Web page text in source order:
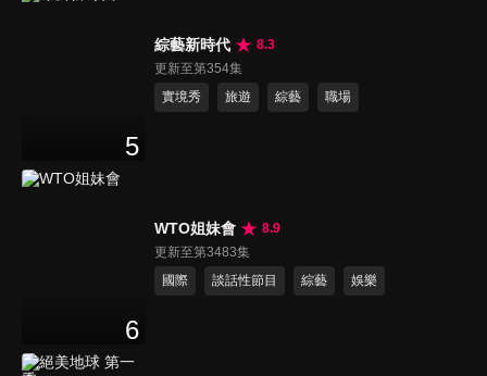
5
綜藝新時代
8.3
更新至第354集
實境秀
旅遊 綜藝 職場
6
WTO姐妹會
8.9
更新至第3483集
國際
談話性節目 綜藝 娛樂